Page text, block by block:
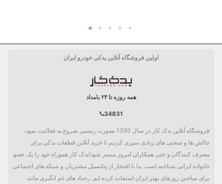
اولین فروشگاه آنلاین یدکی خودرو ایران
همه روزه تا ۲۴ بامداد
34831
فروشگاه آنلاین یدک کار در سال 1393 بصورت رسمی شروع به فعالیت نمود،
چالش ها و سختی های زیادی سپری کردیم تا خرید آنلاین قطعات یدکی برای
مصرف کنندگان و حتی همکاران امروز میسر شود!یدک کار هموراه خود را یک عضو
خانواده ایرانی شناخته است. ما با افتخار از پتانسیل مشتریان و شبکه های اجتماعی
برای ساختن روزهای بهتر ایران استفاده کرده ایم. رخداد های غم انگیزی مانند